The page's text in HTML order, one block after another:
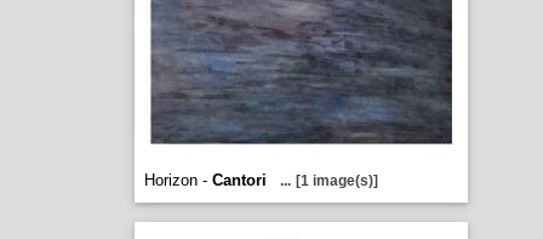
Horizon - Cantori ... [1 image(s)]